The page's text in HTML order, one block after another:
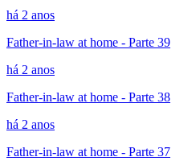
há 2 anos
Father-in-law at home - Parte 39
há 2 anos
Father-in-law at home - Parte 38
há 2 anos
Father-in-law at home - Parte 37